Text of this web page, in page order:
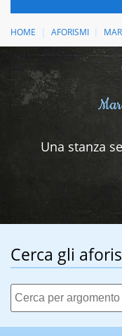
HOME AFORISMI
Una stanza
Cerca gli